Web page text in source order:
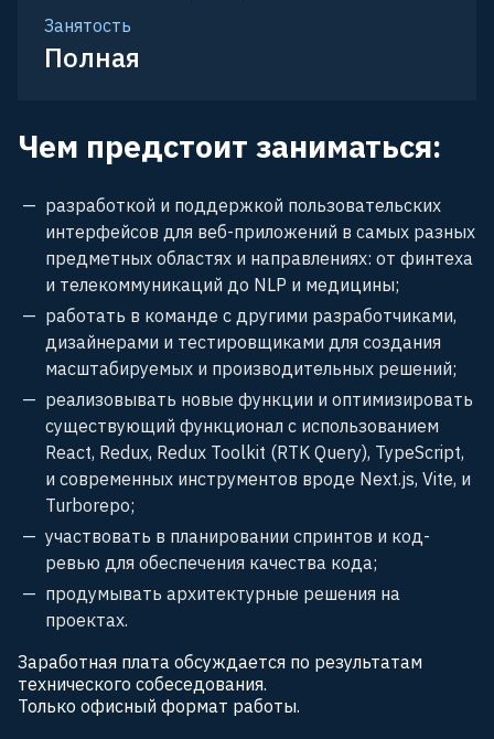
Занятость
Полная
Чем предстоит заниматься:
разработкой и поддержкой пользовательских
интерфейсов для веб-приложений в самых разных
предметных областях и направлениях: от финтеха
и телекоммуникаций до NLP и медицины;
работать в команде с другими разработчиками,
дизайнерами и тестировщиками для создания
масштабируемых и производительных решений;
реализовывать новые функции и оптимизировать
существующий функционал с использованием
React, Redux, Redux Toolkit (RTK Query), TypeScript,
и современных инструментов вроде Next.js, Vite, и
Turborepo;
участвовать в планировании спринтов и код-
ревью для обеспечения качества кода;
продумывать архитектурные решения на
проектах.
Заработная плата обсуждается по результатам
технического собеседования.
Только офисный формат работы.